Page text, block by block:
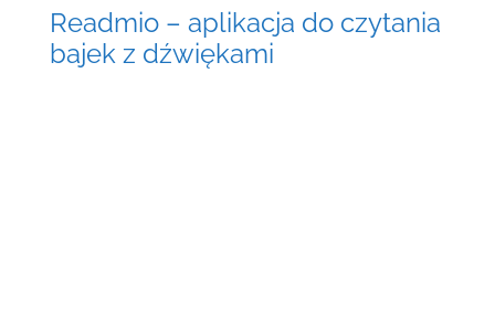
Readmio – aplikacja do czytania
bajek z dźwiękami